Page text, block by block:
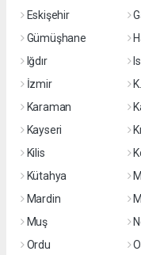
Eskişehir
Gümüşhane
Iğdır
İzmir
Karaman
Kayseri
Kilis
Kütahya
Mardin
Muş
Ordu